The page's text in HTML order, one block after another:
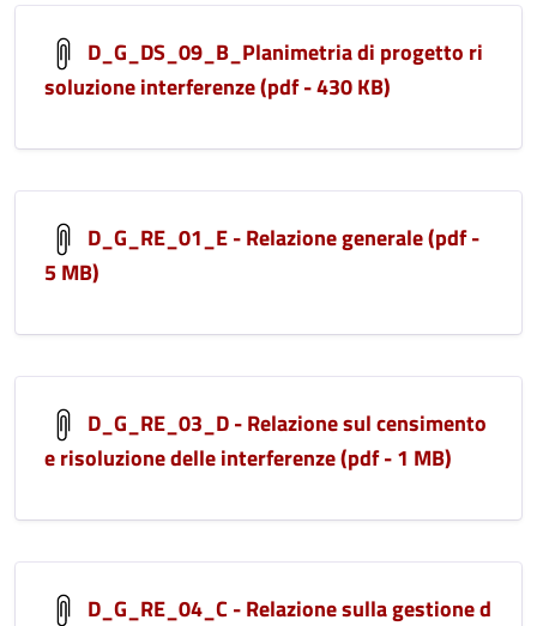
D_G_DS_09_B_Planimetria di progetto ri
soluzione interferenze (pdf - 430 KB)
D_G_RE_01_E - Relazione generale (pdf -
5 MB)
D_G_RE_03_D - Relazione sul censimento
e risoluzione delle interferenze (pdf - 1 MB)
D_G_RE_04_C - Relazione sulla gestione d